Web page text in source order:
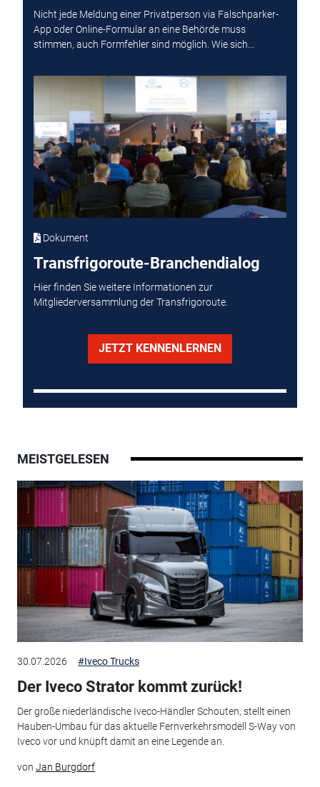
Nicht jede Meldung einer Privatperson via Falschparker-
App oder Online-Formular an eine Behörde muss
stimmen, auch Formfehler sind möglich. Wie sich...
Dokument
Transfrigoroute-Branchendialog
Hier finden Sie weitere Informationen zur
Mitgliederversammlung der Transfrigoroute.
JETZT KENNENLERNEN
MEISTGELESEN
30.07.2026 #Iveco Trucks
Der Iveco Strator kommt zurück!
Der große niederländische Iveco-Händler Schouten, stellt einen
Hauben-Umbau für das aktuelle Fernverkehrsmodell S-Way von
Iveco vor und knüpft damit an eine Legende an.
von Jan Burgdorf